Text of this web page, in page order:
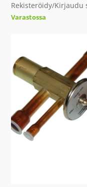
Rekisteröidy/Kirjaudu
Varastossa